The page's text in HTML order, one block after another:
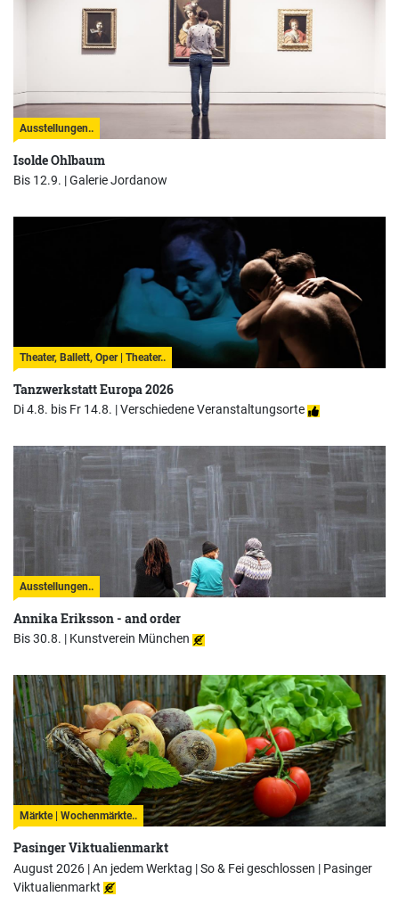
Ausstellungen..
Isolde Ohlbaum
Bis 12.9. |Galerie Jordanow
Theater, Ballett, Oper | Theater..
Tanzwerkstatt Europa 2026
Di 4.8. bis Fr 14.8. |Verschiedene Veranstaltungsorte
Ausstellungen..
Annika Eriksson - and order
Bis 30.8. | Kunstverein München
Märkte | Wochenmärkte..
Pasinger Viktualienmarkt
August 2026 | An jedem Werktag | So & Fei geschlossen | Pasinger
Viktualienmarkt